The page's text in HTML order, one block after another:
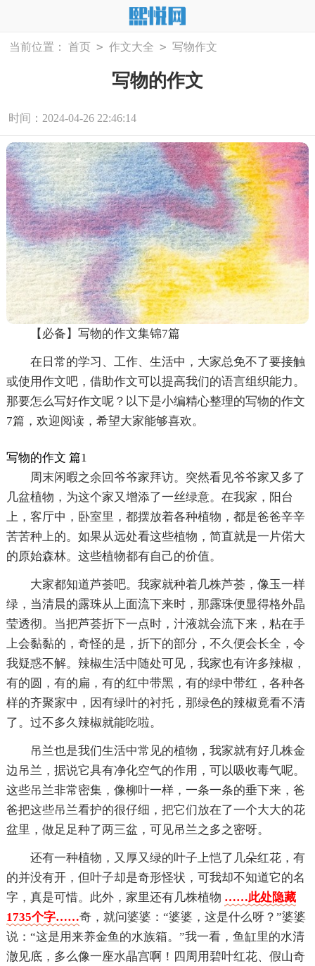
当前位置： 首页 > 作文大全 > 写物作文
写物的作文
时间：2024-04-26 22:46:14
【必备】写物的作文集锦7篇
在日常的学习、工作、生活中，大家总免不了要接触
或使用作文吧，借助作文可以提高我们的语言组织能力。
那要怎么写好作文呢？以下是小编精心整理的写物的作文
7篇，欢迎阅读，希望大家能够喜欢。
写物的作文 篇1
周末闲暇之余回爷爷家拜访。突然看见爷爷家又多了
几盆植物，为这个家又增添了一丝绿意。在我家，阳台
上，客厅中，卧室里，都摆放着各种植物，都是爸爸辛辛
苦苦种上的。如果从远处看这些植物，简直就是一片偌大
的原始森林。这些植物都有自己的价值。
大家都知道芦荟吧。我家就种着几株芦荟，像玉一样
绿，当清晨的露珠从上面流下来时，那露珠便显得格外晶
莹透彻。当把芦荟折下一点时，汁液就会流下来，粘在手
上会黏黏的，奇怪的是，折下的部分，不久便会长全，令
我疑惑不解。辣椒生活中随处可见，我家也有许多辣椒，
有的圆，有的扁，有的红中带黑，有的绿中带红，各种各
样的齐聚家中，因有绿叶的衬托，那绿色的辣椒竟看不清
了。过不多久辣椒就能吃啦。
吊兰也是我们生活中常见的植物，我家就有好几株金
边吊兰，据说它具有净化空气的作用，可以吸收毒气呢。
这些吊兰非常密集，像柳叶一样，一条一条的垂下来，爸
爸把这些吊兰看护的很仔细，把它们放在了一个大大的花
盆里，做足足种了两三盆，可见吊兰之多之密呀。
还有一种植物，又厚又绿的叶子上恺了几朵红花，有
的并没有开，但叶子却是奇形怪状，可我却不知道它的名
字，真是可惜。此外，家里还有几株植物 ……此处隐藏
1735个字……奇，就问婆婆：“婆婆，这是什么呀？”婆婆
说：“这是用来养金鱼的水族箱。”我一看，鱼缸里的水清
澈见底，多么像一座水晶宫啊！四周用碧叶红花、假山奇